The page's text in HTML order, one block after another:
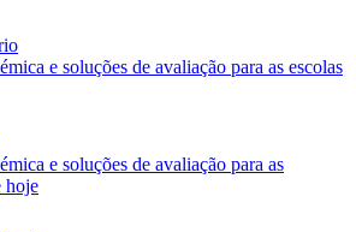
e soluções de avaliação para as escolas
e soluções de avaliação para as
hoje